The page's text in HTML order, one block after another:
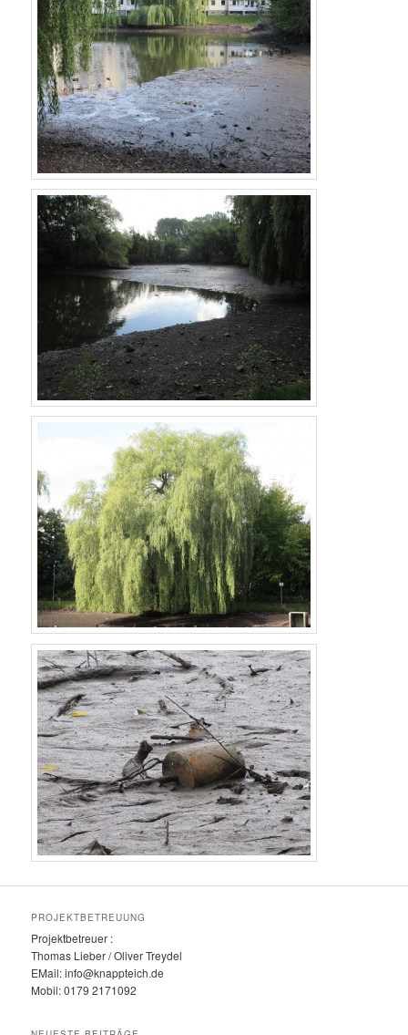
PROJEKTBETREUUNG
Projektbetreuer :
Thomas Lieber / Oliver Treydel
EMail: info@knappteich.de
Mobil: 0179 2171092